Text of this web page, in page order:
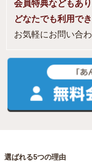
会員特典などもあ
どなたでも利用でき
お気軽にお問い合わ
選ばれる5つの理由